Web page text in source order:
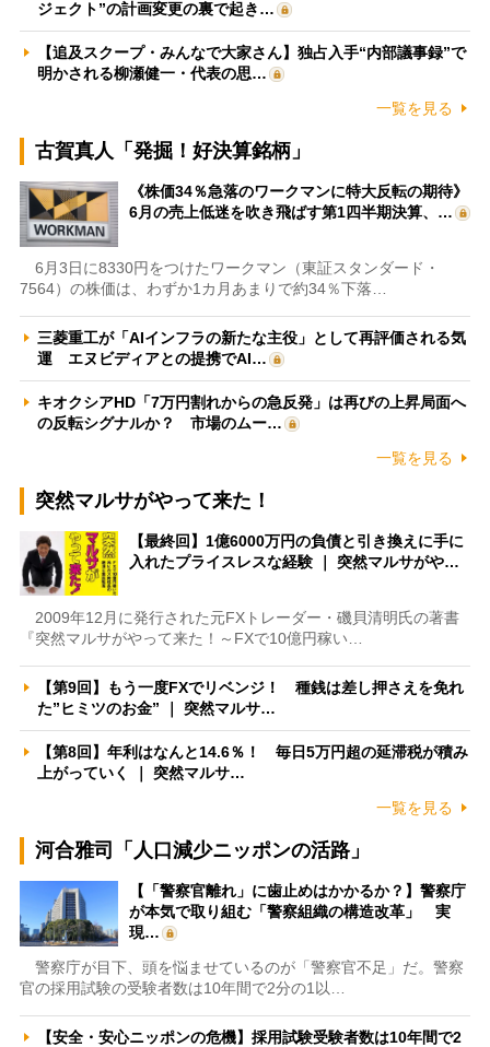
ジェクト”の計画変更の裏で起き…
【追及スクープ・みんなで大家さん】独占入手“内部議事録”で
明かされる柳瀬健一・代表の思…
一覧を見る
古賀真人「発掘！好決算銘柄」
《株価34％急落のワークマンに特大反転の期待》
6月の売上低迷を吹き飛ばす第1四半期決算、…
6月3日に8330円をつけたワークマン（東証スタンダード・
7564）の株価は、わずか1カ月あまりで約34％下落…
三菱重工が「AIインフラの新たな主役」として再評価される気
運 エヌビディアとの提携でAI…
キオクシアHD「7万円割れからの急反発」は再びの上昇局面へ
の反転シグナルか？ 市場のムー…
一覧を見る
突然マルサがやって来た！
【最終回】1億6000万円の負債と引き換えに手に
入れたプライスレスな経験 ｜ 突然マルサがや…
2009年12月に発行された元FXトレーダー・磯貝清明氏の著書
『突然マルサがやって来た！～FXで10億円稼い…
【第9回】もう一度FXでリベンジ！ 種銭は差し押さえを免れ
た”ヒミツのお金” ｜ 突然マルサ…
【第8回】年利はなんと14.6％！ 毎日5万円超の延滞税が積み
上がっていく ｜ 突然マルサ…
一覧を見る
河合雅司「人口減少ニッポンの活路」
【「警察官離れ」に歯止めはかかるか？】警察庁
が本気で取り組む「警察組織の構造改革」 実
現…
警察庁が目下、頭を悩ませているのが「警察官不足」だ。警察
官の採用試験の受験者数は10年間で2分の1以…
【安全・安心ニッポンの危機】採用試験受験者数は10年間で2